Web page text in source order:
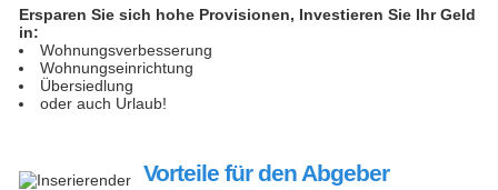
Ersparen Sie sich hohe Provisionen, Investieren Sie Ihr Geld
in:
Wohnungsverbesserung
Wohnungseinrichtung
Übersiedlung
oder auch Urlaub!
Vorteile für den Abgeber